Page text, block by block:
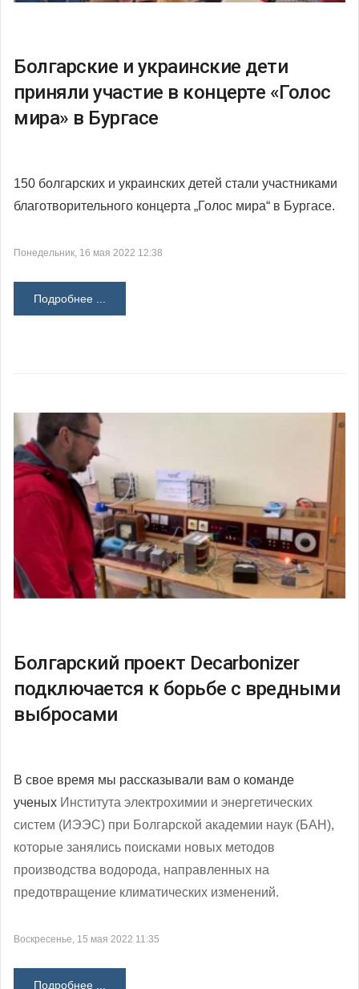
Болгарские и украинские дети
приняли участие в концерте «Голос
мира» в Бургасе
150 болгарских и украинских детей стали участниками
благотворительного концерта „Голос мира“ в Бургасе.
Понедельник, 16 мая 2022 12:38
Подробнее ...
Болгарский проект Decarbonizer
подключается к борьбе с вредными
выбросами
В свое время мы рассказывали вам о команде
ученых Института электрохимии и энергетических
систем (ИЭЭС) при Болгарской академии наук (БАН),
которые занялись поисками новых методов
производства водорода, направленных на
предотвращение климатических изменений.
Воскресенье, 15 мая 2022 11:35
Подробнее ...